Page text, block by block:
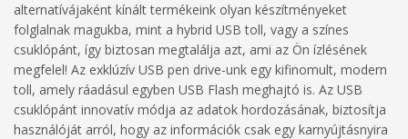
alternatívájaként kínált termékeink olyan készítményeket
folglalnak magukba, mint a hybrid USB toll, vagy a színes
csuklópánt, így biztosan megtalálja azt, ami az Ön ízlésének
megfelel! Az exklúzív USB pen drive-unk egy kifinomult, modern
toll, amely ráadásul egyben USB Flash meghajtó is. Az USB
csuklópánt innovatív módja az adatok hordozásának, biztosítja
használóját arról, hogy az információk csak egy karnyújtásnyira